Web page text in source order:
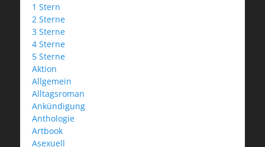
1 Stern
2 Sterne
3 Sterne
4 Sterne
5 Sterne
Aktion
Allgemein
Alltagsroman
Ankündigung
Anthologie
Artbook
Asexuell